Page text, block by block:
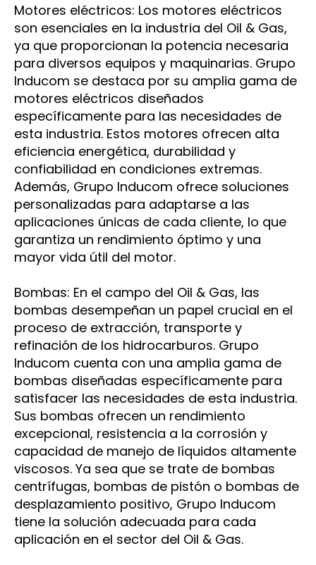
Motores eléctricos: Los motores eléctricos
son esenciales en la industria del Oil & Gas,
ya que proporcionan la potencia necesaria
para diversos equipos y maquinarias. Grupo
Inducom se destaca por su amplia gama de
motores eléctricos diseñados
específicamente para las necesidades de
esta industria. Estos motores ofrecen alta
eficiencia energética, durabilidad y
confiabilidad en condiciones extremas.
Además, Grupo Inducom ofrece soluciones
personalizadas para adaptarse a las
aplicaciones únicas de cada cliente, lo que
garantiza un rendimiento óptimo y una
mayor vida útil del motor.
Bombas: En el campo del Oil & Gas, las
bombas desempeñan un papel crucial en el
proceso de extracción, transporte y
refinación de los hidrocarburos. Grupo
Inducom cuenta con una amplia gama de
bombas diseñadas específicamente para
satisfacer las necesidades de esta industria.
Sus bombas ofrecen un rendimiento
excepcional, resistencia a la corrosión y
capacidad de manejo de líquidos altamente
viscosos. Ya sea que se trate de bombas
centrífugas, bombas de pistón o bombas de
desplazamiento positivo, Grupo Inducom
tiene la solución adecuada para cada
aplicación en el sector del Oil & Gas.